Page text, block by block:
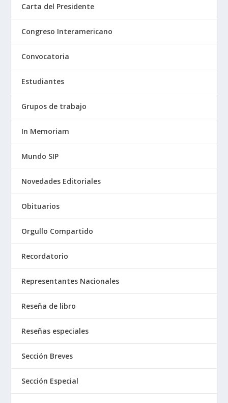
Carta del Presidente
Congreso Interamericano
Convocatoria
Estudiantes
Grupos de trabajo
In Memoriam
Mundo SIP
Novedades Editoriales
Obituarios
Orgullo Compartido
Recordatorio
Representantes Nacionales
Reseña de libro
Reseñas especiales
Sección Breves
Sección Especial